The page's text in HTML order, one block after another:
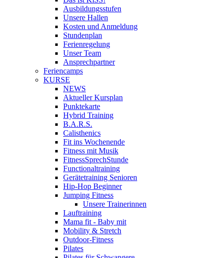
Ausbildungsstufen
Unsere Hallen
Kosten und Anmeldung
Stundenplan
Ferienregelung
Unser Team
Ansprechpartner
Feriencamps
KURSE
NEWS
Aktueller Kursplan
Punktekarte
Hybrid Training
B.A.R.S.
Calisthenics
Fit ins Wochenende
Fitness mit Musik
FitnessSprechStunde
Functionaltraining
Gerätetraining Senioren
Hip-Hop Beginner
Jumping Fitness
Unsere Trainerinnen
Lauftraining
Mama fit - Baby mit
Mobility & Stretch
Outdoor-Fitness
Pilates